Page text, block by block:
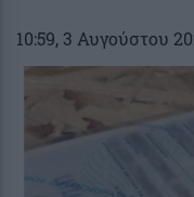
10:59, 3 Αυγούστου